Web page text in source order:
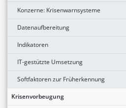
Konzerne: Krisenwarnsysteme
Datenaufbereitung
Indikatoren
IT-gestützte Umsetzung
Softfaktoren zur Früherkennung
Krisenvorbeugung